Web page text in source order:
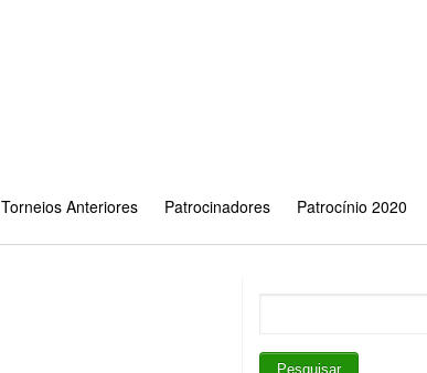
Torneios Anteriores Patrocinadores Patrocínio 2020